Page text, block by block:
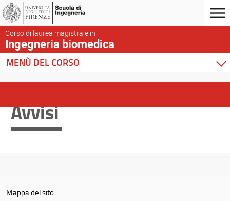
Corso di laurea magistrale in
Ingegneria biomedica
MENÙ DEL CORSO
Home
Didattica
Docenti
Avvisi
Mappa del sito